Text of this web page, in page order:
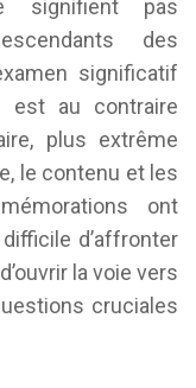
signifient pas
des
significatif
est au contraire
plus extrême
le contenu et les
ont
d’affronter
la voie vers
cruciales